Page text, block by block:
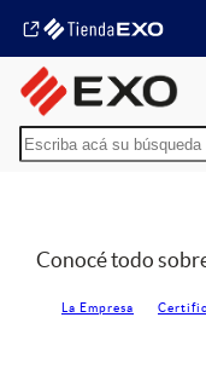
Buscar
Conocé todo
La Empresa